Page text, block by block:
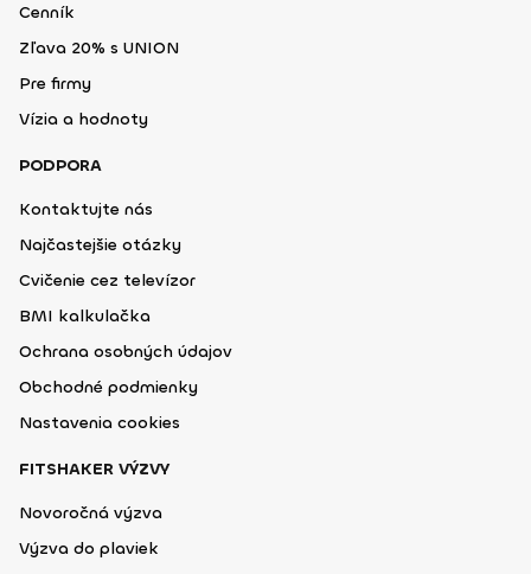
Cenník
Zľava 20% s UNION
Pre firmy
Vízia a hodnoty
PODPORA
Kontaktujte nás
Najčastejšie otázky
Cvičenie cez televízor
BMI kalkulačka
Ochrana osobných údajov
Obchodné podmienky
Nastavenia cookies
FITSHAKER VÝZVY
Novoročná výzva
Výzva do plaviek